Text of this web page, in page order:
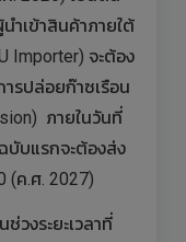
ำเข้าสินค้าภายใต้
Importer) จะต้อง
รปล่อยก๊าซเรือน
ภายในวันที่
บับแรกจะต้องส่ง
(ค.ศ. 2027)
วงระยะเวลาที่